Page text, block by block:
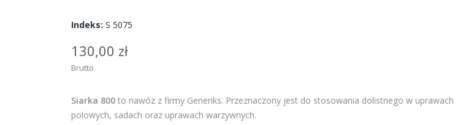
Indeks: S 5075
130,00 zł
Brutto
Siarka 800 to nawóz z firmy Generiks. Przeznaczony jest do stosowania dolistnego w uprawach
polowych, sadach oraz uprawach warzywnych.